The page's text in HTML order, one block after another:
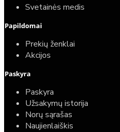
Svetainės medis
Papildomai
Prekių ženklai
Akcijos
Paskyra
Paskyra
Užsakymų istorija
Norų sąrašas
Naujienlaiškis